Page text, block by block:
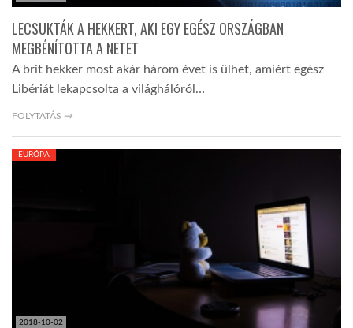
A NAP SZÉPE
LINKTR.EE
GLOBOZSARU
LECSUKTÁK A HEKKERT, AKI EGY EGÉSZ ORSZÁGBAN
MEGBÉNÍTOTTA A NETET
A brit hekker most akár három évet is ülhet, amiért egész
Libériát lekapcsolta a világhálóról…
FOLYTATÁS →
2018-10-02
EURÓPA